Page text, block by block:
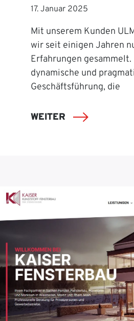
17. Januar 2025
Mit unserem Kunden
wir seit einigen Jahren
Erfahrungen
dynamische und
Geschäftsführung, die
WEITER